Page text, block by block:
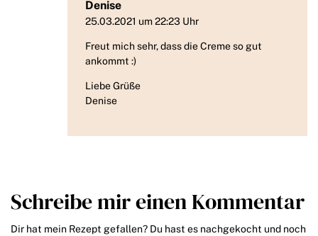
Denise
25.03.2021 um 22:23 Uhr
Freut mich sehr, dass die Creme so gut
ankommt :)
Liebe Grüße
Denise
Schreibe mir einen Kommentar
Dir hat mein Rezept gefallen? Du hast es nachgekocht und noch